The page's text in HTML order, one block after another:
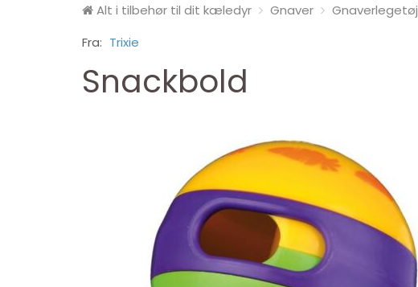
Alt i tilbehør til dit kæledyr Gnaver Gnaverlegetøj
Fra: Trixie
Snackbold